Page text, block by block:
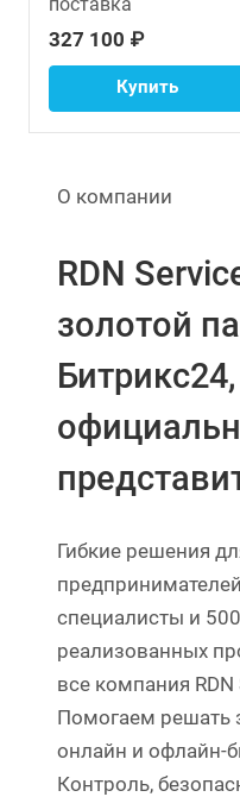
327 100 ₽
Купить
О компании
RDN
золотой
Битрикс24,
Гибкие решения
специалисты и
реализованных
все компания RDN
Помогаем решать
онлайн и офлайн-
Контроль,